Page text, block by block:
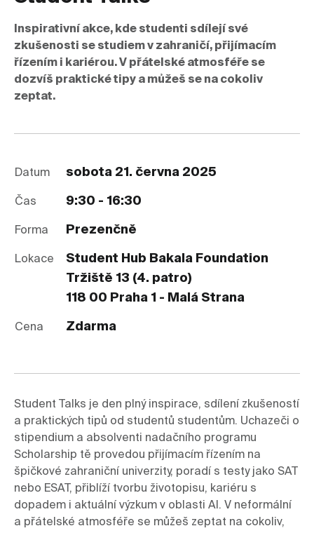
Inspirativní akce, kde studenti sdílejí své
zkušenosti se studiem v zahraničí, přijímacím
řízením i kariérou. V přátelské atmosféře se
dozvíš praktické tipy a můžeš se na cokoliv
zeptat.
Datum sobota 21. června 2025
Čas 9:30 - 16:30
Forma Prezenčně
Lokace
Student Hub Bakala Foundation
Tržiště 13 (4. patro)
118 00 Praha 1 - Malá Strana
Cena Zdarma
Student Talks je den plný inspirace, sdílení zkušeností
a praktických tipů od studentů studentům. Uchazeči o
stipendium a absolventi nadačního programu
Scholarship tě provedou přijímacím řízením na
špičkové zahraniční univerzity, poradí s testy jako SAT
nebo ESAT, přiblíží tvorbu životopisu, kariéru s
dopadem i aktuální výzkum v oblasti AI. V neformální
a přátelské atmosféře se můžeš zeptat na cokoliv,